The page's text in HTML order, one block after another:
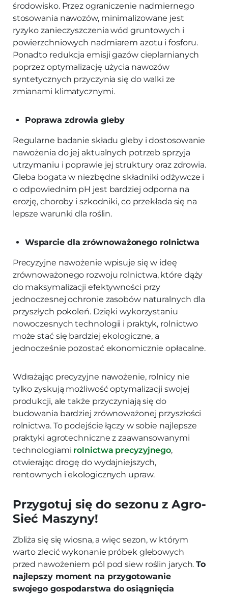
środowisko. Przez ograniczenie nadmiernego
stosowania nawozów, minimalizowane jest
ryzyko zanieczyszczenia wód gruntowych i
powierzchniowych nadmiarem azotu i fosforu.
Ponadto redukcja emisji gazów cieplarnianych
poprzez optymalizację użycia nawozów
syntetycznych przyczynia się do walki ze
zmianami klimatycznymi.
Poprawa zdrowia gleby
Regularne badanie składu gleby i dostosowanie
nawożenia do jej aktualnych potrzeb sprzyja
utrzymaniu i poprawie jej struktury oraz zdrowia.
Gleba bogata w niezbędne składniki odżywcze i
o odpowiednim pH jest bardziej odporna na
erozję, choroby i szkodniki, co przekłada się na
lepsze warunki dla roślin.
Wsparcie dla zrównoważonego rolnictwa
Precyzyjne nawożenie wpisuje się w ideę
zrównoważonego rozwoju rolnictwa, które dąży
do maksymalizacji efektywności przy
jednoczesnej ochronie zasobów naturalnych dla
przyszłych pokoleń. Dzięki wykorzystaniu
nowoczesnych technologii i praktyk, rolnictwo
może stać się bardziej ekologiczne, a
jednocześnie pozostać ekonomicznie opłacalne.
Wdrażając precyzyjne nawożenie, rolnicy nie
tylko zyskują możliwość optymalizacji swojej
produkcji, ale także przyczyniają się do
budowania bardziej zrównoważonej przyszłości
rolnictwa. To podejście łączy w sobie najlepsze
praktyki agrotechniczne z zaawansowanymi
technologiami rolnictwa precyzyjnego,
otwierając drogę do wydajniejszych,
rentownych i ekologicznych upraw.
Przygotuj się do sezonu z Agro-
Sieć Maszyny!
Zbliża się się wiosna, a więc sezon, w którym
warto zlecić wykonanie próbek glebowych
przed nawożeniem pól pod siew roślin jarych.To
najlepszy moment na przygotowanie
swojego gospodarstwa do osiągnięcia